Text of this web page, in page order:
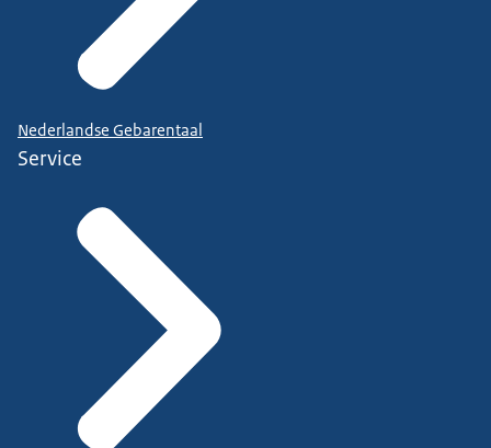
Nederlandse Gebarentaal
Service